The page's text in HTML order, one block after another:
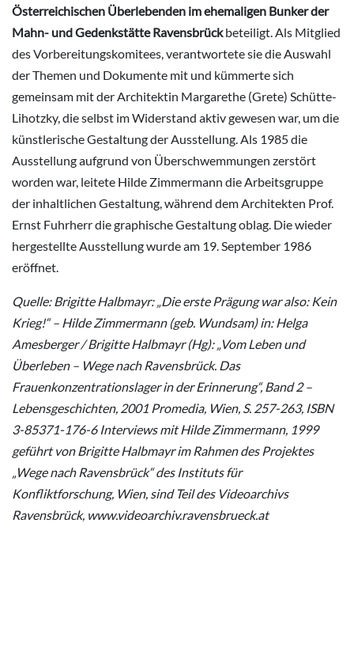
Österreichischen Überlebenden im ehemaligen Bunker der
Mahn- und Gedenkstätte Ravensbrückbeteiligt. Als Mitglied
des Vorbereitungskomitees, verantwortete sie die Auswahl
der Themen und Dokumente mit und kümmerte sich
gemeinsam mit der Architektin Margarethe (Grete) Schütte-
Lihotzky, die selbst im Widerstand aktiv gewesen war, um die
künstlerische Gestaltung der Ausstellung. Als 1985 die
Ausstellung aufgrund von Überschwemmungen zerstört
worden war, leitete Hilde Zimmermann die Arbeitsgruppe
der inhaltlichen Gestaltung, während dem Architekten Prof.
Ernst Fuhrherr die graphische Gestaltung oblag. Die wieder
hergestellte Ausstellung wurde am 19. September 1986
eröffnet.
Quelle: Brigitte Halbmayr: „Die erste Prägung war also: Kein
Krieg!“ – Hilde Zimmermann (geb. Wundsam) in: Helga
Amesberger / Brigitte Halbmayr (Hg): „Vom Leben und
Überleben – Wege nach Ravensbrück. Das
Frauenkonzentrationslager in der Erinnerung“, Band 2 –
Lebensgeschichten, 2001 Promedia, Wien, S. 257-263, ISBN
3-85371-176-6 Interviews mit Hilde Zimmermann, 1999
geführt von Brigitte Halbmayr im Rahmen des Projektes
„Wege nach Ravensbrück“ des Instituts für
Konfliktforschung, Wien, sind Teil des Videoarchivs
Ravensbrück, www.videoarchiv.ravensbrueck.at